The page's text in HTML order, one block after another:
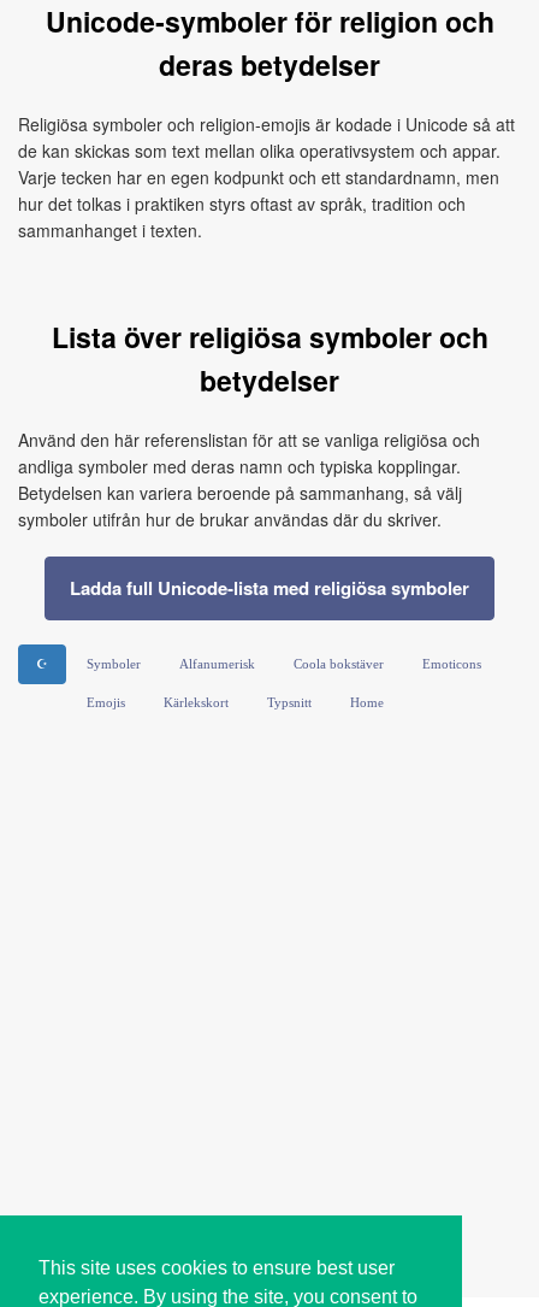
This site uses cookies to ensure best user
experience. By using the site, you consent to
Unicode‑symboler för religion och
deras betydelser
Religiösa symboler och religion‑emojis är kodade i Unicode så att
de kan skickas som text mellan olika operativsystem och appar.
Varje tecken har en egen kodpunkt och ett standardnamn, men
hur det tolkas i praktiken styrs oftast av språk, tradition och
sammanhanget i texten.
Lista över religiösa symboler och
betydelser
Använd den här referenslistan för att se vanliga religiösa och
andliga symboler med deras namn och typiska kopplingar.
Betydelsen kan variera beroende på sammanhang, så välj
symboler utifrån hur de brukar användas där du skriver.
Ladda full Unicode‑lista med religiösa symboler
☪ Symboler Alfanumerisk Coola bokstäver Emoticons
Emojis Kärlekskort Typsnitt Home